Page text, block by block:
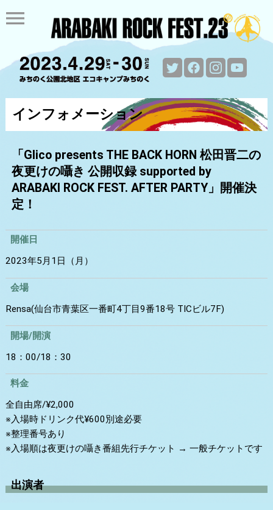
menu
インフォメーション
「Glico presents THE BACK HORN 松田晋二の
夜更けの囁き 公開収録supported by
ARABAKI ROCK FEST. AFTER PARTY」開催決
定！
開催日
2023年5月1日（月）
会場
Rensa(仙台市青葉区一番町4丁目9番18号 TICビル7F)
開場/開演
18：00/18：30
料金
全自由席/¥2,000
※入場時ドリンク代¥600別途必要
※整理番号あり
※入場順は夜更けの囁き番組先行チケット → 一般チケットです
出演者